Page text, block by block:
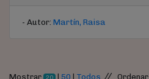
- Autor: Martín, Raisa
Mostrar | 50 Todos // Ordenar